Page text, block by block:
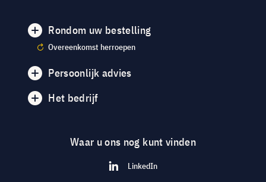
Rondom uw bestelling
Overeenkomst herroepen
Persoonlijk advies
Het bedrijf
Waar u ons nog kunt vinden
LinkedIn